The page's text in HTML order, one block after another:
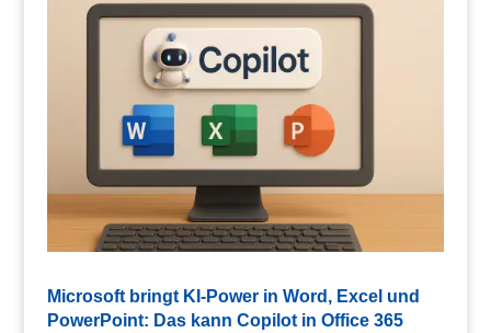
Microsoft bringt KI-Power in Word, Excel und
PowerPoint: Das kann Copilot in Office 365